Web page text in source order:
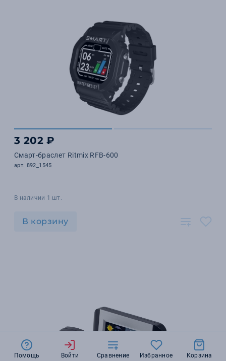
3 202 ₽
Смарт-браслет Ritmix RFB-600
арт. 892_1545
В наличии 1 шт.
В корзину
Помощь Войти Сравнение Избранное Корзина